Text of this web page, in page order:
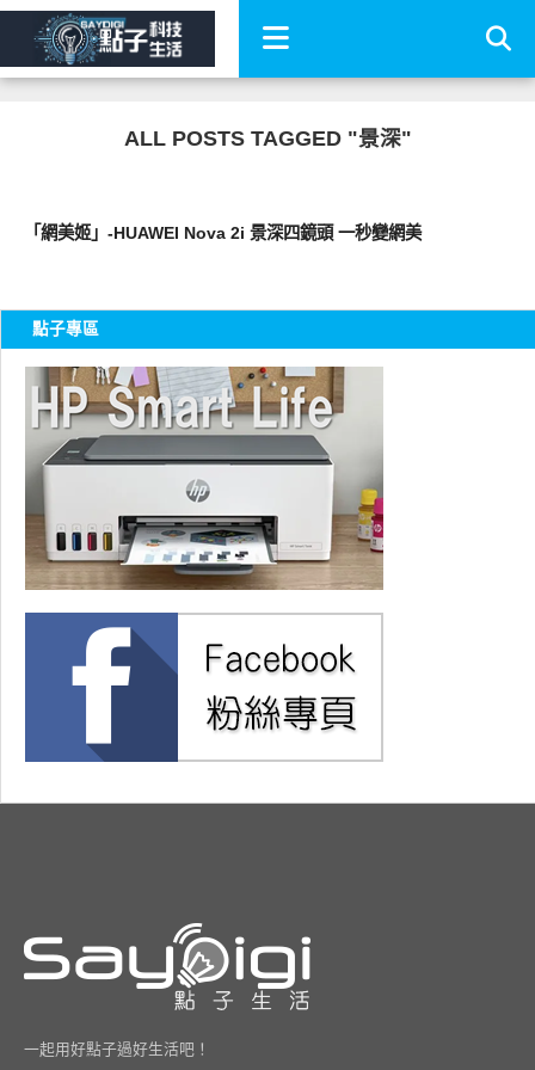
ALL POSTS TAGGED "景深"
「網美姬」-HUAWEI Nova 2i 景深四鏡頭 一秒變網美
點子專區
一起用好點子過好生活吧！